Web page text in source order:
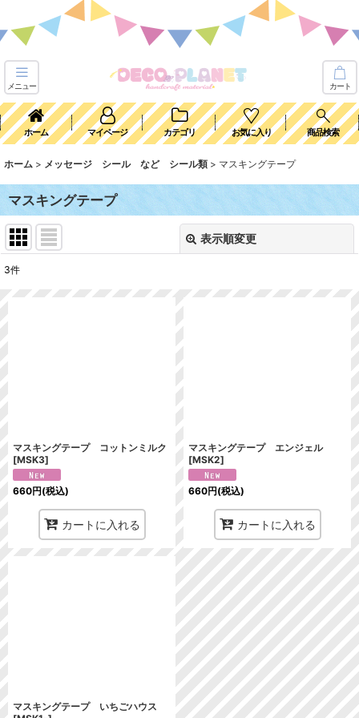
メニュー カート
ホーム マイページ カテゴリ お気に入り 商品検索
ホーム > メッセージ シール など シール類 > マスキングテープ
マスキングテープ
表示順変更
3件
マスキングテープ コットンミルク
[MSK3]
660円(税込)
カートに入れる
マスキングテープ エンジェル
[MSK2]
660円(税込)
カートに入れる
マスキングテープ いちごハウス